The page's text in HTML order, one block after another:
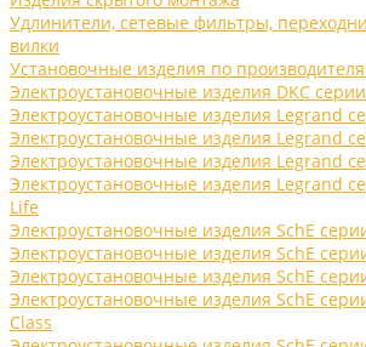
Удлинители, сетевые фильтры,
вилки
Установочные изделия по
Электроустановочные изделия DKC
Электроустановочные изделия Legrand
Электроустановочные изделия Legrand
Электроустановочные изделия Legrand
Электроустановочные изделия Legrand
Life
Электроустановочные изделия SchE
Электроустановочные изделия SchE
Электроустановочные изделия SchE
Электроустановочные изделия SchE
Class